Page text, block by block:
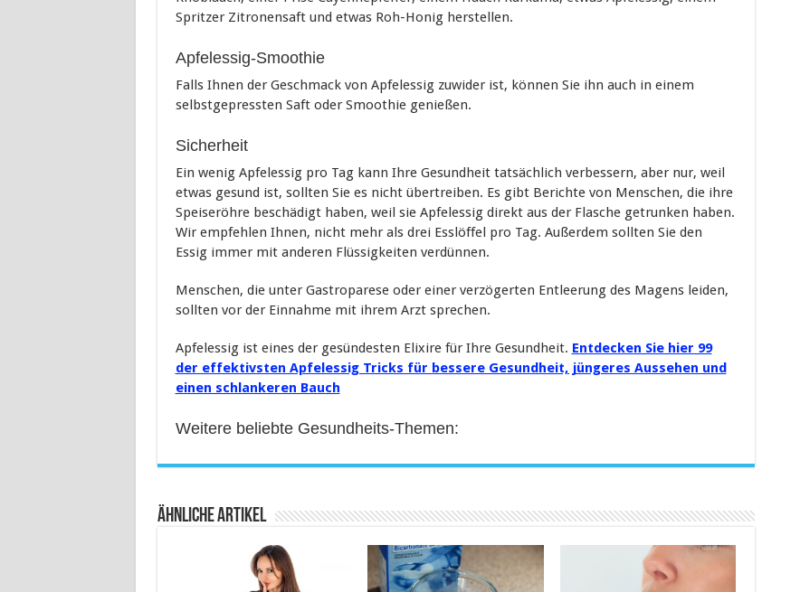
Spritzer Zitronensaft und etwas Roh-Honig herstellen.
Apfelessig-Smoothie
Falls Ihnen der Geschmack von Apfelessig zuwider ist, können Sie ihn auch in einem
selbstgepressten Saft oder Smoothie genießen.
Sicherheit
Ein wenig Apfelessig pro Tag kann Ihre Gesundheit tatsächlich verbessern, aber nur, weil
etwas gesund ist, sollten Sie es nicht übertreiben. Es gibt Berichte von Menschen, die ihre
Speiseröhre beschädigt haben, weil sie Apfelessig direkt aus der Flasche getrunken haben.
Wir empfehlen Ihnen, nicht mehr als drei Esslöffel pro Tag. Außerdem sollten Sie den
Essig immer mit anderen Flüssigkeiten verdünnen.
Menschen, die unter Gastroparese oder einer verzögerten Entleerung des Magens leiden,
sollten vor der Einnahme mit ihrem Arzt sprechen.
Apfelessig ist eines der gesündesten Elixire für Ihre Gesundheit. Entdecken Sie hier 99
der effektivsten Apfelessig Tricks für bessere Gesundheit, jüngeres Aussehen und
einen schlankeren Bauch
Weitere beliebte Gesundheits-Themen:
Ähnliche Artikel